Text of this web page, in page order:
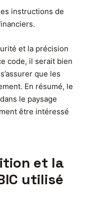
instructions de
et la précision
code, il serait bien
que les
En résumé, le
le paysage
être intéressé
et la
utilisé